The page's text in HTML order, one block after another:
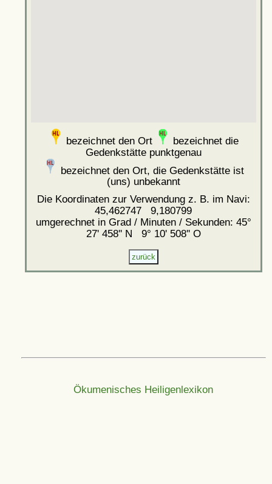
bezeichnet den Ort
bezeichnet die
Gedenkstätte punktgenau
bezeichnet den Ort, die Gedenkstätte ist
(uns) unbekannt
Die Koordinaten zur Verwendung z. B. im Navi:
45,462747 9,180799
umgerechnet in Grad / Minuten / Sekunden: 45°
27' 458'' N 9° 10' 508'' O
Ökumenisches Heiligenlexikon